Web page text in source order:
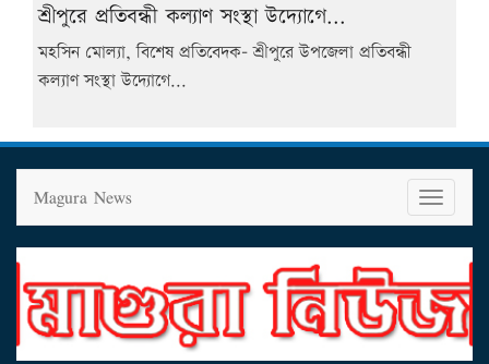
শ্রীপুরে প্রতিবন্ধী কল্যাণ সংস্থা উদ্যোগে...
মহসিন মোল্যা, বিশেষ প্রতিবেদক- শ্রীপুরে উপজেলা প্রতিবন্ধী
কল্যাণ সংস্থা উদ্যোগে...
T
o
g
g
l
g
a
t
i
o
n
Magura News